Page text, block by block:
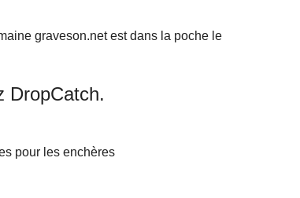
graveson.net est dans la poche le
DropCatch.
pour les enchères